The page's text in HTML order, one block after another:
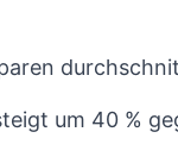
um 40 %